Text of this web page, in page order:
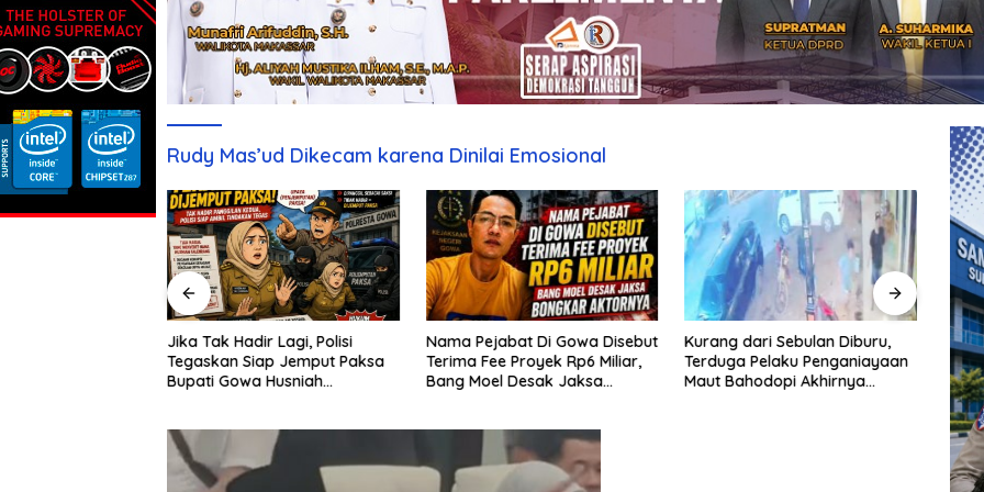
Rudy Mas’ud Dikecam karena Dinilai Emosional
Jika Tak Hadir Lagi, Polisi
Tegaskan Siap Jemput Paksa
Bupati Gowa Husniah
Nama Pejabat Di Gowa Disebut
Terima Fee Proyek Rp6 Miliar,
Bang Moel Desak Jaksa
Kurang dari Sebulan Diburu,
Terduga Pelaku Penganiayaan
Maut Bahodopi Akhirnya